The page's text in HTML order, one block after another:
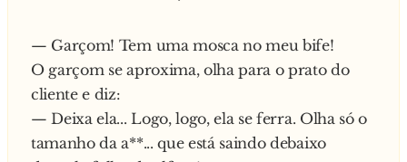
— Garçom! Tem uma mosca no meu bife!
O garçom se aproxima, olha para o prato do
cliente e diz:
— Deixa ela... Logo, logo, ela se ferra. Olha só o
tamanho da a**... que está saindo debaixo